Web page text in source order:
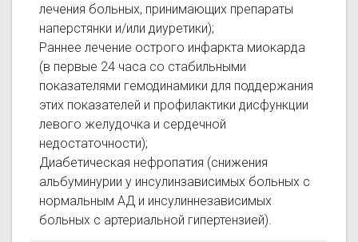
лечения больных, принимающих препараты
наперстянки и/или диуретики);
Раннее лечение острого инфаркта миокарда
(в первые 24 часа со стабильными
показателями гемодинамики для поддержания
этих показателей и профилактики дисфункции
левого желудочка и сердечной
недостаточности);
Диабетическая нефропатия (снижения
альбуминурии у инсулинзависимых больных с
нормальным АД и инсулиннезависимых
больных с артериальной гипертензией).